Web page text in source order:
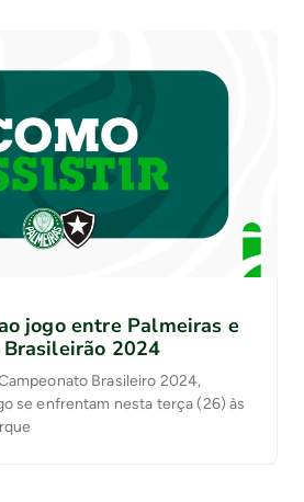
recebe passe de Estêvão e
jogo entre Palmeiras e
2024
Brasileiro 2024,
se enfrentam nesta terça (26) às